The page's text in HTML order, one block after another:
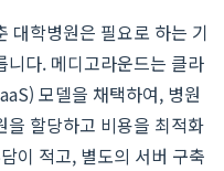
대학병원은 필요로 하는 기
니다. 메디고라운드는 클라
모델을 채택하여, 병원
을 할당하고 비용을 최적화
이 적고, 별도의 서버 구축